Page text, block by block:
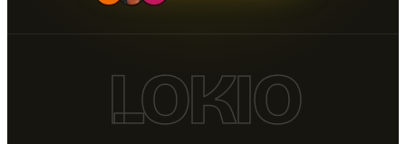
LOKIO